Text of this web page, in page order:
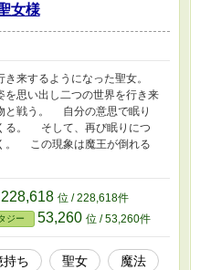
女様
来するようになった聖女。
思い出し二つの世界を行き来
と戦う。 自分の意思で眠り
る。 そして、再び眠りにつ
。 この現象は魔王が倒れる
228,618 位 / 228,618件
ジー 53,260 位 / 53,260件
持ち 聖女
魔法